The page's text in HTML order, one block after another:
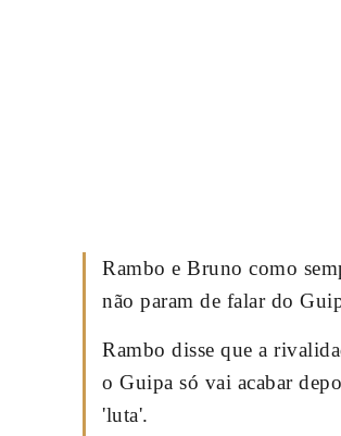
Rambo e Bruno como
não param de falar do
Rambo disse que a
o Guipa só vai acabar
'luta'.